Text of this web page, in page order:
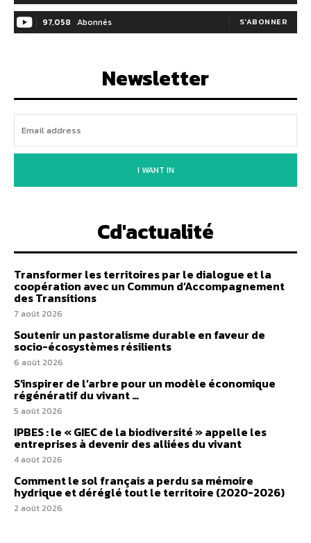
97,058 Abonnés S'ABONNER
Newsletter
I WANT IN
Cd'actualité
Transformer les territoires par le dialogue et la
coopération avec un Commun d’Accompagnement
des Transitions
7 août 2026
Soutenir un pastoralisme durable en faveur de
socio-écosystèmes résilients
6 août 2026
S’inspirer de l’arbre pour un modèle économique
régénératif du vivant …
5 août 2026
IPBES : le « GIEC de la biodiversité » appelle les
entreprises à devenir des alliées du vivant
4 août 2026
Comment le sol français a perdu sa mémoire
hydrique et déréglé tout le territoire (2020-2026)
2 août 2026